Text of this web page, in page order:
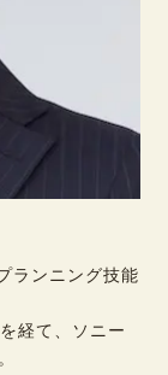
ランニング技能
経て、ソニー